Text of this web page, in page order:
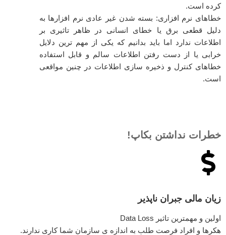
کرده است.
خطاهای نرم افزاری: بسته شدن غیر عادی نرم افزارها به
دلیل قطعی برق یا خطای انسانی در ظاهر تاثیری بر
اطلاعات ندارد اما باید بدانیم که یکی از مهم ترین دلایل
خرابی یا از دست رفتن اطلاعات سالم و قابل استفاده
خطاهای کنترل و ذخیره سازی اطلاعات در چنین مواقعی
است.
خطرات نداشتن بکاپ!
زیان مالی جبران ناپذیر
اولین و مهمترین تاثیر Data Loss
هکرها و افراد فرصت طلب به اندازه ی سازمان شما کاری ندارند.